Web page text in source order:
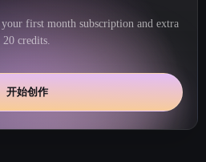
first month subscription and extra
20 credits.
开始创作